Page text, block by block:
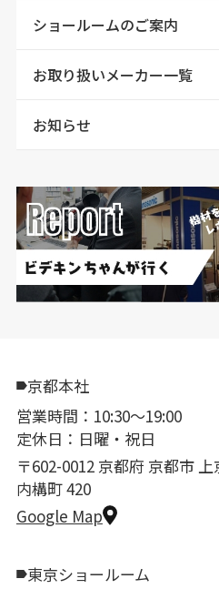
ショールームのご案内
お取り扱いメーカー一覧
お知らせ
京都本社
営業時間：10:30〜19:00
定休日：日曜・祝日
〒602-0012 京都府 京都市
内構町 420
Google Map
東京ショールーム